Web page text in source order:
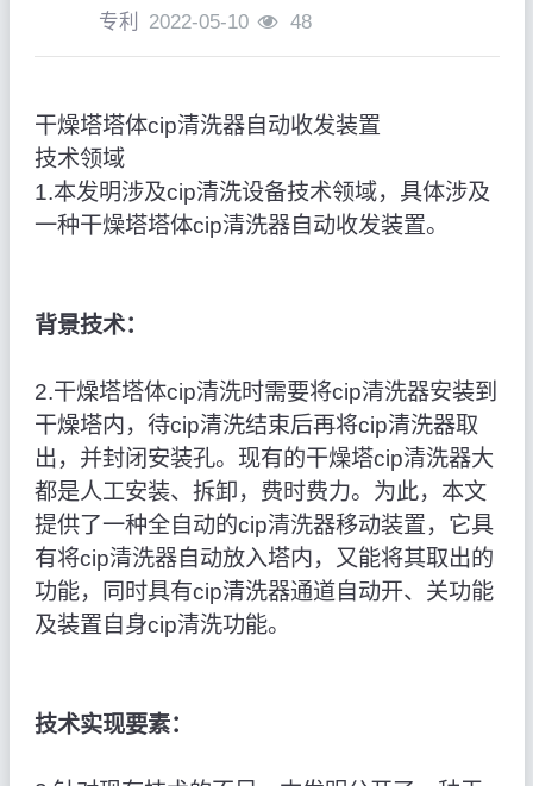
专利 2022-05-10 48
干燥塔塔体cip清洗器自动收发装置
技术领域
1.本发明涉及cip清洗设备技术领域，具体涉及
一种干燥塔塔体cip清洗器自动收发装置。
背景技术：
2.干燥塔塔体cip清洗时需要将cip清洗器安装到
干燥塔内，待cip清洗结束后再将cip清洗器取
出，并封闭安装孔。现有的干燥塔cip清洗器大
都是人工安装、拆卸，费时费力。为此，本文
提供了一种全自动的cip清洗器移动装置，它具
有将cip清洗器自动放入塔内，又能将其取出的
功能，同时具有cip清洗器通道自动开、关功能
及装置自身cip清洗功能。
技术实现要素：